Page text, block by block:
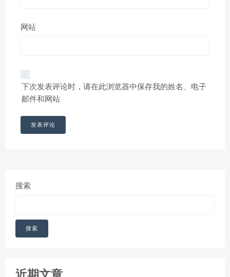
网站
下次发表评论时，请在此浏览器中保存我的姓名、电子
邮件和网站
搜索
搜索